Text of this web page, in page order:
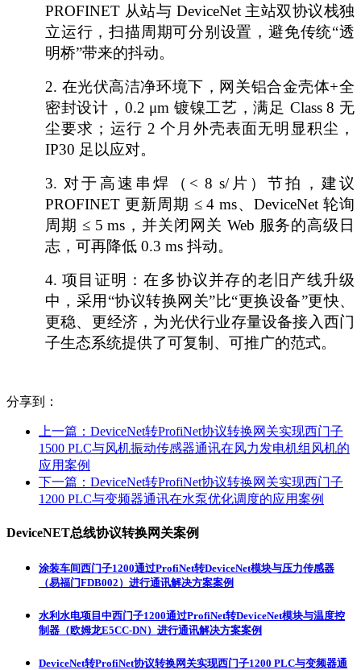
PROFINET 从站与 DeviceNet 主站双协议栈独
立运行，扫描周期可分别设置，避免传统“透
明桥”带来的抖动。
2. 在光伏高洁净环境下，网关铝合金壳体+全
密封设计，0.2 μm 镀镍工艺，满足 Class 8 无
尘要求；运行 2 个月外壳表面无明显积尘，
IP30 足以应对。
3. 对于高速串焊（ < 8 s/片）节拍，建议
PROFINET 更新周期 ≤ 4 ms、DeviceNet 轮询
周期 ≤ 5 ms，并关闭网关 Web 服务的高级日
志，可再降低 0.3 ms 抖动。
4.项目证明：在多协议并存的老旧产线升级
中，采用 “协议转换网关”比“更换设备”更快、
更稳、更经济，为光伏行业存量设备接入西门
子生态系统提供了可复制、可推广的范式。
分享到：
上一篇： DeviceNet转ProfiNet协议转换网关实现西门子
1500 PLC与风机振动传感器通讯在风力发电机组风机的
应用案例
下一篇： DeviceNet转ProfiNet协议转换网关实现西门子
1200 PLC与变频器通讯在水泵优化调度的应用案例
DeviceNET总线协议转换网关案例
涂装车间西门子1200通过ProfiNet转DeviceNet模块与压力传感器
（易福门FDB002）进行通讯解决方案案例
水利水电项目中西门子1200通过ProfiNet转DeviceNet模块与温度控
制器（欧姆龙E5CC-DN）进行通讯解决方案案例
DeviceNet转ProfiNet协议转换网关实现西门子1200 PLC与变频器通